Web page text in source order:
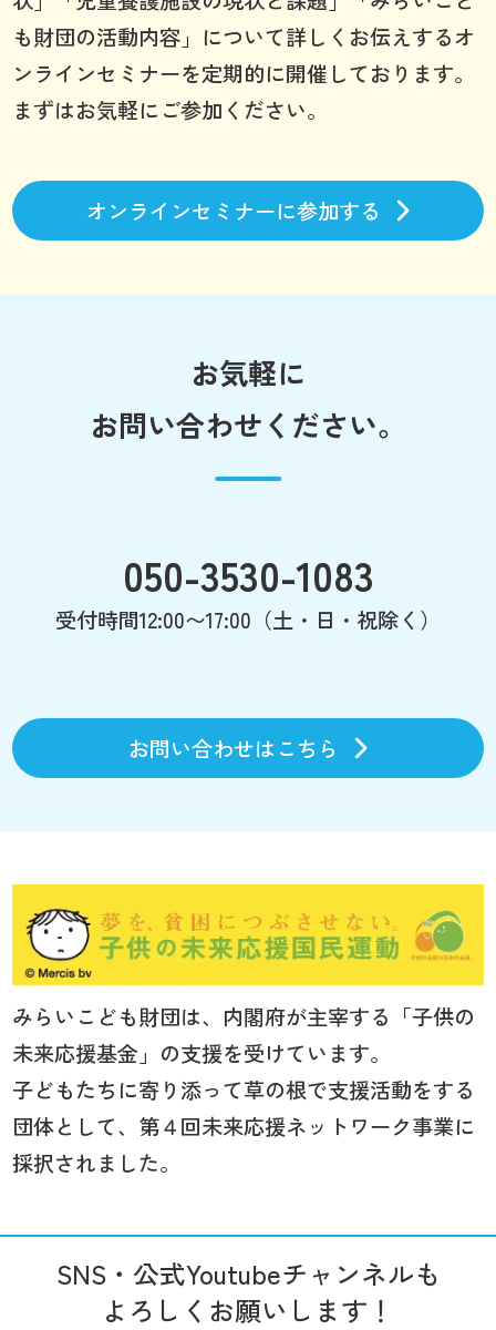
も財団の活動内容」について詳しくお伝えするオ
ンラインセミナーを定期的に開催しております。
まずはお気軽にご参加ください。
オンラインセミナーに参加する
お気軽に
お問い合わせください。
050-3530-1083
受付時間12:00〜17:00（土・日・祝除く）
お問い合わせはこちら
みらいこども財団は、内閣府が主宰する「子供の
未来応援基金」の支援を受けています。
子どもたちに寄り添って草の根で支援活動をする
団体として、第４回未来応援ネットワーク事業に
採択されました。
SNS・公式Youtubeチャンネルも
よろしくお願いします！